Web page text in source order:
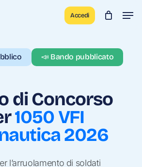
Accedi
📣 Bando pubblicato
di Concorso
1050 VFI
2026
l’arruolamento di soldati